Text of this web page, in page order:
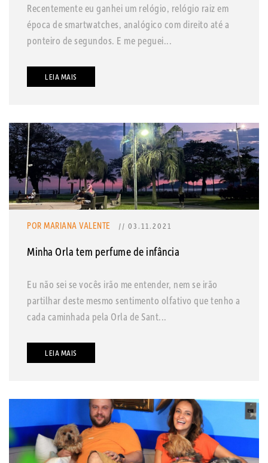
Recentemente eu ganhei um relógio, relógio raiz em
época de smartwatches, analógico com direito até a
ponteiro de segundos. E me peguei...
LEIA MAIS
POR MARIANA VALENTE // 03.11.2021
Minha Orla tem perfume de infância
Eu não sei se vocês irão me entender, nem se irão
partilhar deste mesmo sentimento olfativo que tenho a
cada caminhada pela Orla de Sant...
LEIA MAIS